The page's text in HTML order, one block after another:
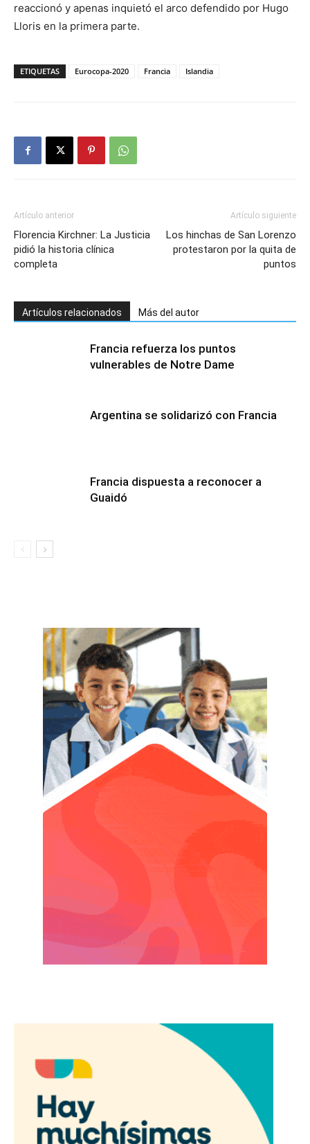
reaccionó y apenas inquietó el arco defendido por Hugo
Lloris en la primera parte.
ETIQUETAS Eurocopa-2020 Francia Islandia
Artículo anterior
Florencia Kirchner: La Justicia
pidió la historia clínica
completa
Artículo siguiente
Los hinchas de San Lorenzo
protestaron por la quita de
puntos
Artículos relacionados Más del autor
Francia refuerza los puntos
vulnerables de Notre Dame
Argentina se solidarizó con Francia
Francia dispuesta a reconocer a
Guaidó